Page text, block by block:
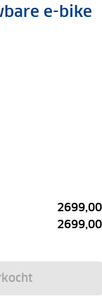
e-bike
2699,00
2699,00